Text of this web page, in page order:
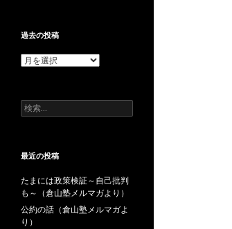
過去の投稿
過
稿
検
索:
最近の投稿
たまには政策検証～自己批判
も～（倉山塾メルマガより）
公約の話（倉山塾メルマガよ
り）